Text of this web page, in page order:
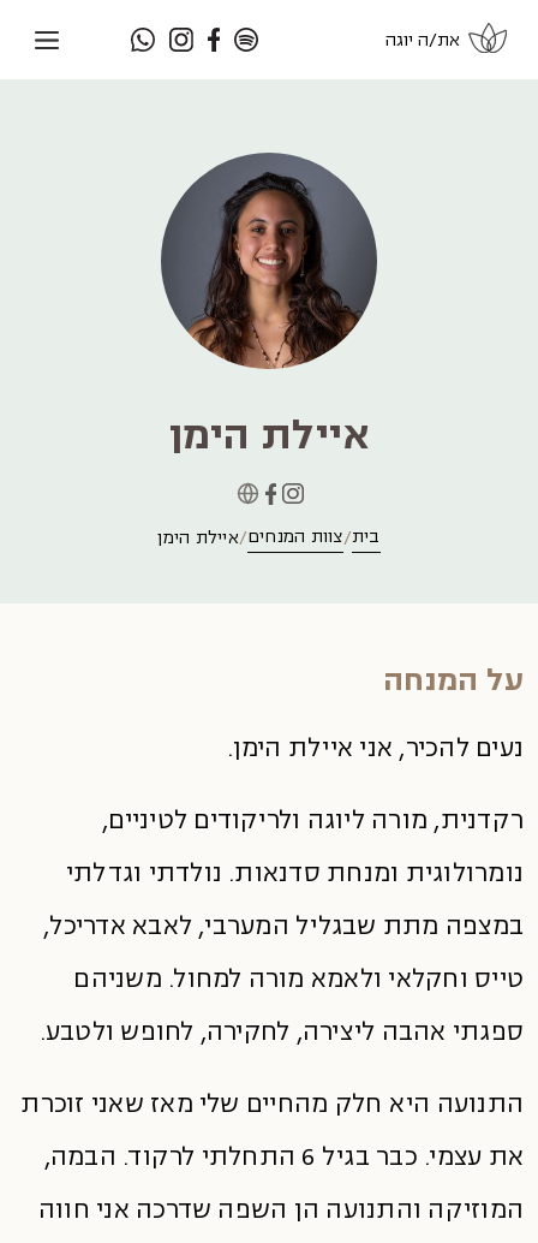
את/ה יוגה
איילת הימן
בית צוות המנחים איילת הימן
על המנחה
נעים להכיר, אני איילת הימן.
רקדנית, מורה ליוגה ולריקודים לטיניים,
נומרולוגית ומנחת סדנאות. נולדתי וגדלתי
במצפה מתת שבגליל המערבי, לאבא אדריכל,
טייס וחקלאי ולאמא מורה למחול. משניהם
ספגתי אהבה ליצירה, לחקירה, לחופש ולטבע.
התנועה היא חלק מהחיים שלי מאז שאני זוכרת
את עצמי. כבר בגיל 6 התחלתי לרקוד. הבמה,
המוזיקה והתנועה הן השפה שדרכה אני חווה